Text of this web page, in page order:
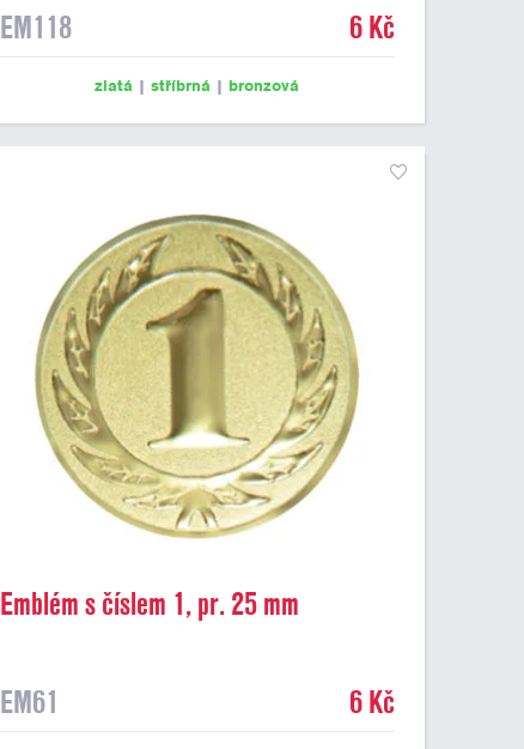
EM118
6 Kč
zlatá |stříbrná | bronzová
Emblém s číslem 1, pr. 25 mm
EM61 6 Kč